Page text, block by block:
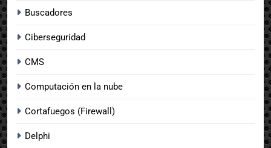
Buscadores
Ciberseguridad
CMS
Computación en la nube
Cortafuegos (Firewall)
Delphi